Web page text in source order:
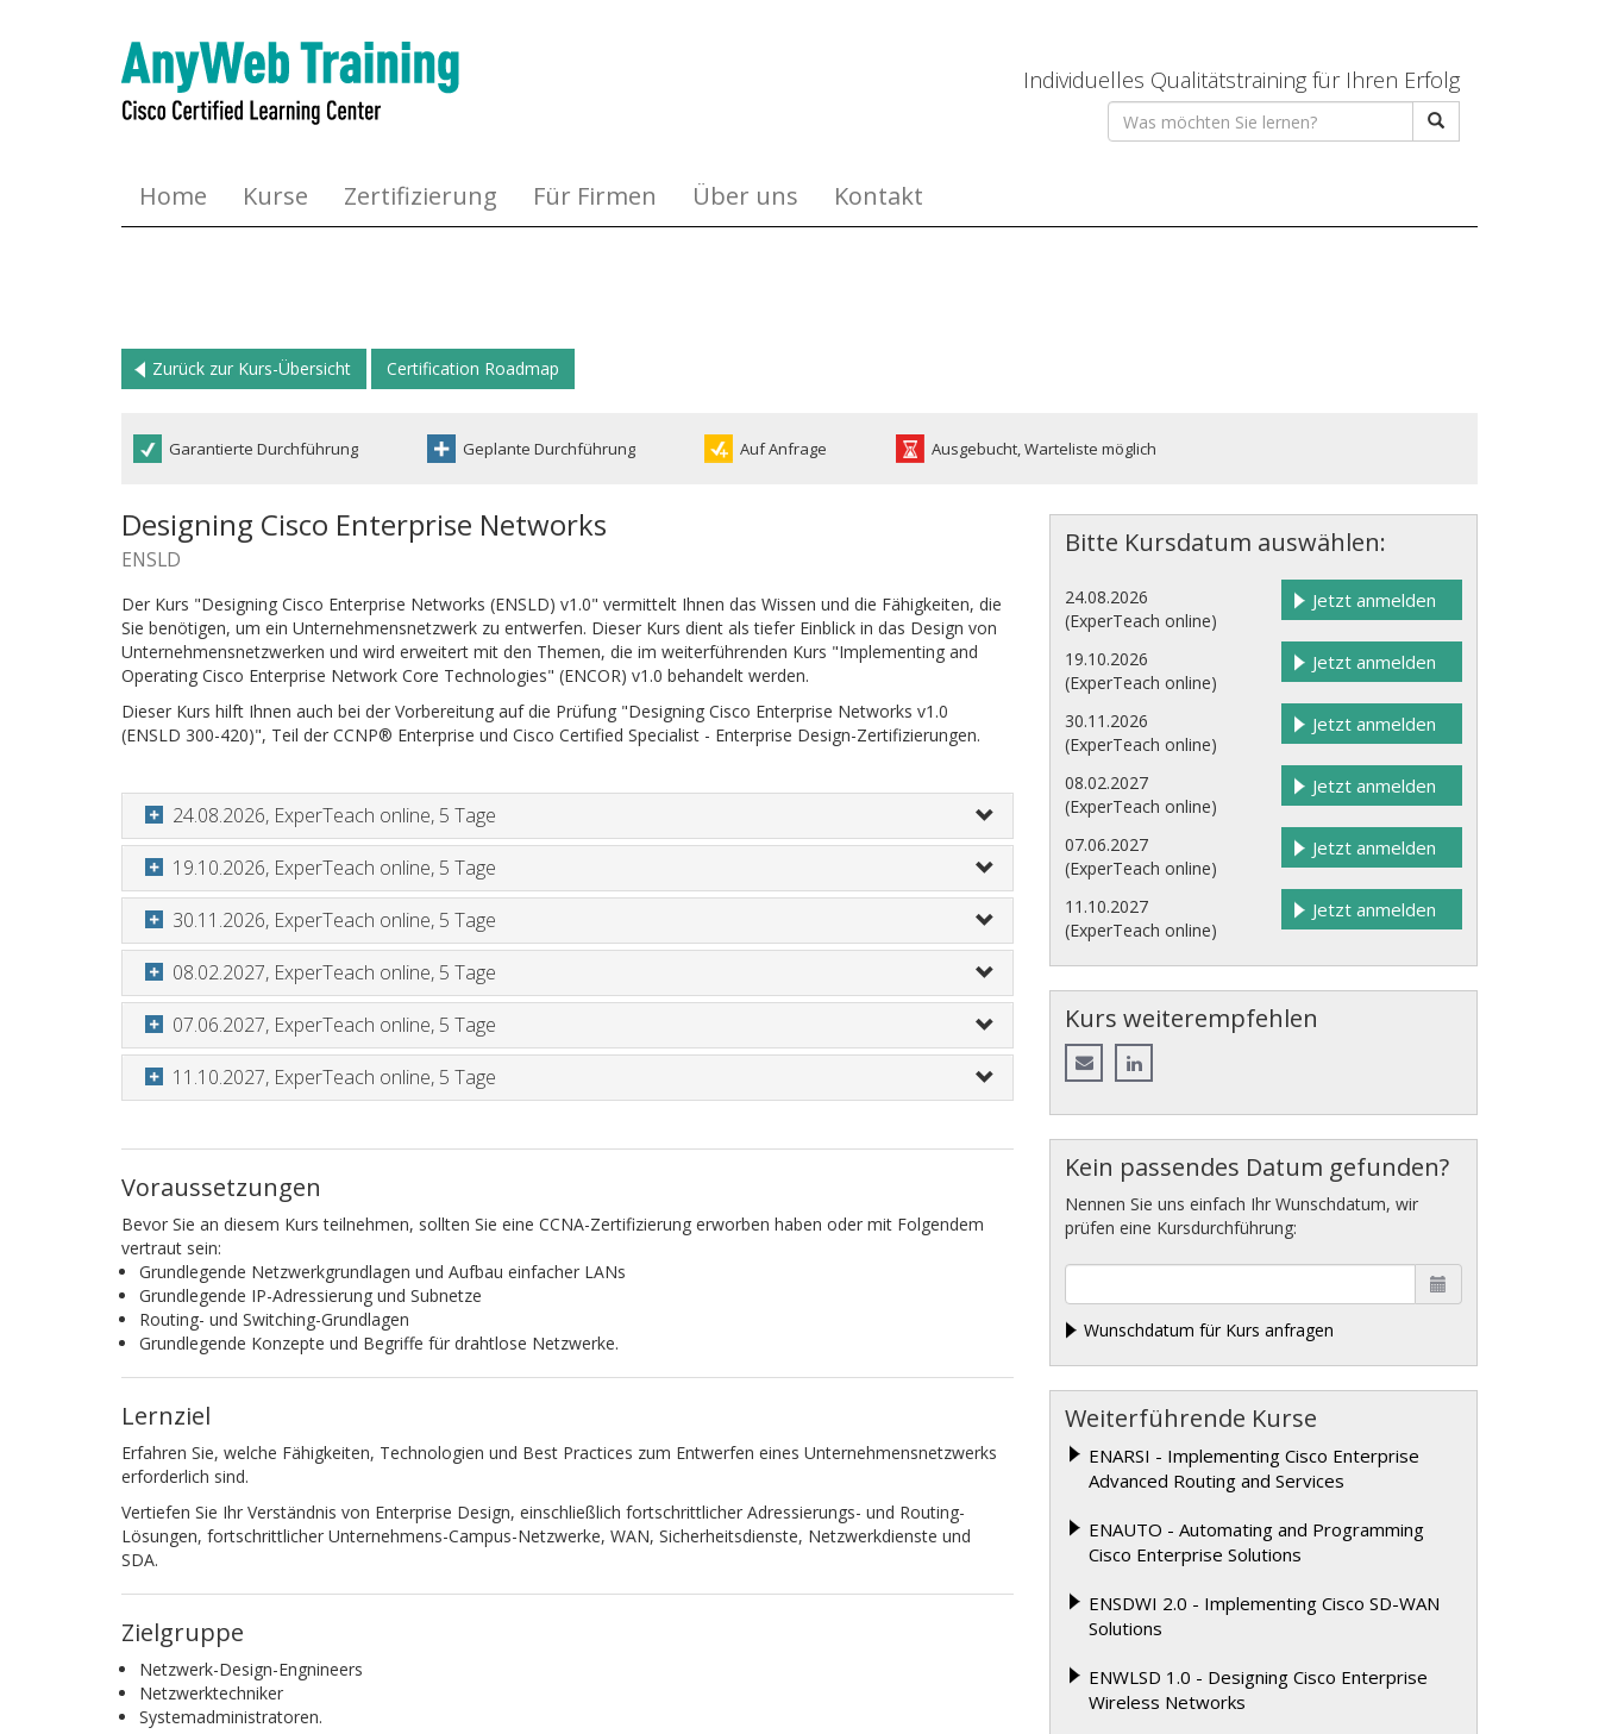
Individuelles Qualitätstraining für Ihren Erfolg
Home Kurse Zertifizierung Für Firmen Über uns Kontakt
Zurück zur Kurs-Übersicht Certification Roadmap
Garantierte Durchführung Geplante Durchführung Auf Anfrage Ausgebucht, Warteliste möglich
Designing Cisco Enterprise Networks
ENSLD
Der Kurs "Designing Cisco Enterprise Networks (ENSLD) v1.0" vermittelt Ihnen das Wissen und die Fähigkeiten, die
Sie benötigen, um ein Unternehmensnetzwerk zu entwerfen. Dieser Kurs dient als tiefer Einblick in das Design von
Unternehmensnetzwerken und wird erweitert mit den Themen, die im weiterführenden Kurs "Implementing and
Operating Cisco Enterprise Network Core Technologies" (ENCOR) v1.0 behandelt werden.
Dieser Kurs hilft Ihnen auch bei der Vorbereitung auf die Prüfung "Designing Cisco Enterprise Networks v1.0
(ENSLD 300-420)", Teil der CCNP® Enterprise und Cisco Certified Specialist - Enterprise Design-Zertifizierungen.
24.08.2026, ExperTeach online, 5 Tage
19.10.2026, ExperTeach online, 5 Tage
30.11.2026, ExperTeach online, 5 Tage
08.02.2027, ExperTeach online, 5 Tage
07.06.2027, ExperTeach online, 5 Tage
11.10.2027, ExperTeach online, 5 Tage
Voraussetzungen
Bevor Sie an diesem Kurs teilnehmen, sollten Sie eine CCNA-Zertifizierung erworben haben oder mit Folgendem
vertraut sein:
Grundlegende Netzwerkgrundlagen und Aufbau einfacher LANs
Grundlegende IP-Adressierung und Subnetze
Routing- und Switching-Grundlagen
Grundlegende Konzepte und Begriffe für drahtlose Netzwerke.
Lernziel
Erfahren Sie, welche Fähigkeiten, Technologien und Best Practices zum Entwerfen eines Unternehmensnetzwerks
erforderlich sind.
Vertiefen Sie Ihr Verständnis von Enterprise Design, einschließlich fortschrittlicher Adressierungs- und Routing-
Lösungen, fortschrittlicher Unternehmens-Campus-Netzwerke, WAN, Sicherheitsdienste, Netzwerkdienste und
SDA.
Zielgruppe
Netzwerk-Design-Engnineers
Netzwerktechniker
Systemadministratoren.
Bitte Kursdatum auswählen:
24.08.2026
(ExperTeach online)
Jetzt anmelden
19.10.2026
(ExperTeach online)
Jetzt anmelden
30.11.2026
(ExperTeach online)
Jetzt anmelden
08.02.2027
(ExperTeach online)
Jetzt anmelden
07.06.2027
(ExperTeach online)
Jetzt anmelden
11.10.2027
(ExperTeach online)
Jetzt anmelden
Kurs weiterempfehlen
Kein passendes Datum gefunden?
Nennen Sie uns einfach Ihr Wunschdatum, wir
prüfen eine Kursdurchführung:
Wunschdatum für Kurs anfragen
Weiterführende Kurse
ENARSI - Implementing Cisco Enterprise
Advanced Routing and Services
ENAUTO - Automating and Programming
Cisco Enterprise Solutions
ENSDWI 2.0 - Implementing Cisco SD-WAN
Solutions
ENWLSD 1.0 - Designing Cisco Enterprise
Wireless Networks